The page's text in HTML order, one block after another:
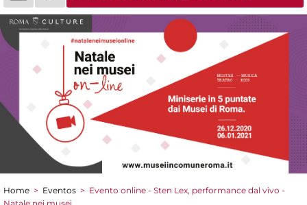
Home > Eventos > Evento online - Sten Lex, performance dal vivo -